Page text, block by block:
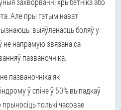
Але пры гэтым нават
выяўленасць боляў у
не напрамую звязана са
пазваночніка.
пазваночніка як
ў спіне ў 50% выпадкаў
толькі часовае